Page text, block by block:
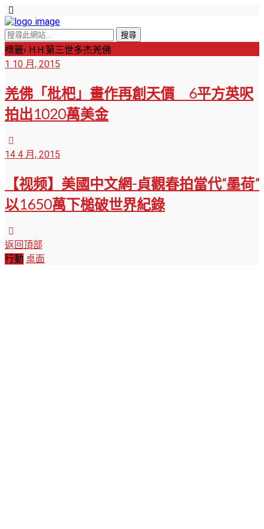
標籤› H.H.第三世多杰羌佛
1 10 月, 2015
羌佛「枇杷」畫作再創天價 6平方英呎
拍出1020萬美金
14 4 月, 2015
【视频】美國中文網-貞觀春拍當代“墨荷”
以1650萬下槌破世界紀錄
返回頂部
行動 桌面